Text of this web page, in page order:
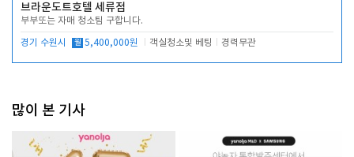
브라운도트호텔 세류점
부부또는 자매 청소팀 구합니다.
경기 수원시 월 5,400,000원 객실청소및 베팅 경력무관
많이 본 기사